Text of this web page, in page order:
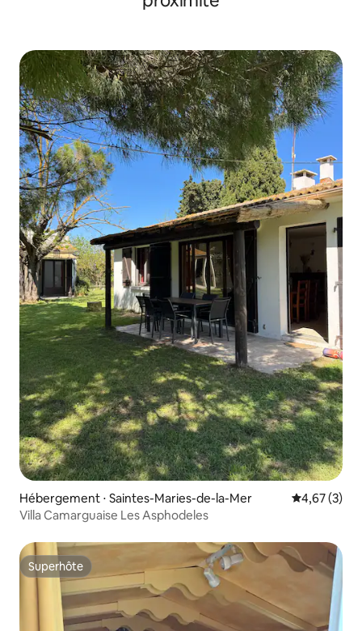
Hébergement ⋅ Saintes-Maries-de-la-Mer Évaluation
4,67 (3)
Villa Camarguaise Les Asphodeles
Superhôte
Superhôte